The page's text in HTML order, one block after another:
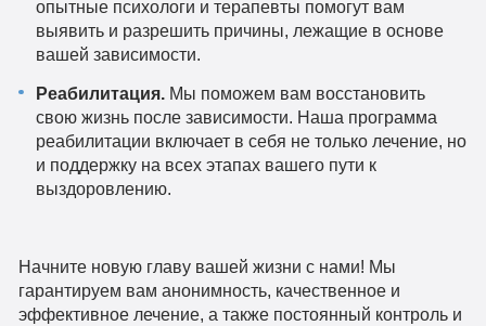
опытные психологи и терапевты помогут вам
выявить и разрешить причины, лежащие в основе
вашей зависимости.
Реабилитация. Мы поможем вам восстановить
свою жизнь после зависимости. Наша программа
реабилитации включает в себя не только лечение, но
и поддержку на всех этапах вашего пути к
выздоровлению.
Начните новую главу вашей жизни с нами! Мы
гарантируем вам анонимность, качественное и
эффективное лечение, а также постоянный контроль и